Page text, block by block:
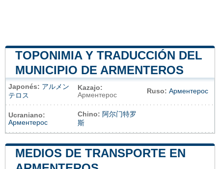
TOPONIMIA Y TRADUCCIÓN DEL
MUNICIPIO DE ARMENTEROS
Japonés: アルメン
テロス
Kazajo:
Арментерос
Ruso: Арментерос
Ucraniano:
Арментерос
Chino: 阿尔门特罗
斯
MEDIOS DE TRANSPORTE EN